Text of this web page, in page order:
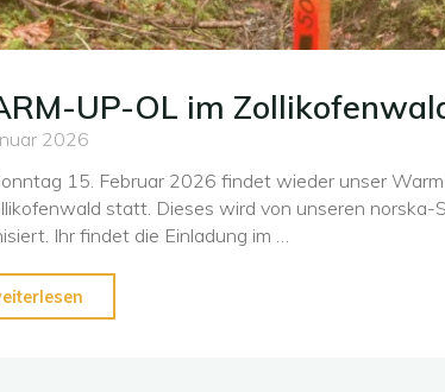
UP-OL im
2026
15. Februar 2026 findet wieder unser Warm
statt. Dieses wird von unseren norska-
Ihr findet die Einladung im …